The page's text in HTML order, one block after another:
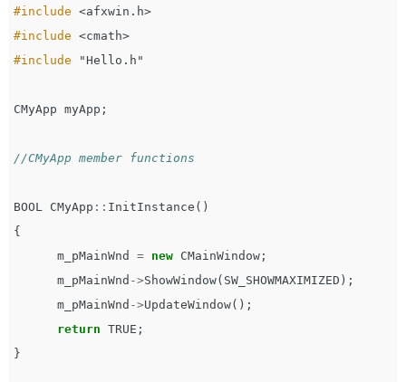
#include <afxwin.h>
#include <cmath>
#include
"Hello.h"
CMyApp myApp ;
//CMyApp member functions
BOOL CMyApp :: InitInstance ()
{
m_pMainWnd
= new CMainWindow ;
m_pMainWnd ->ShowWindow( SW_SHOWMAXIMIZED );
m_pMainWnd ->UpdateWindow();
return TRUE ;
}